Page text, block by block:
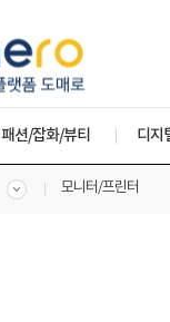
패션/잡화/뷰티 디지
모니터/프린터